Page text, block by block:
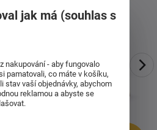
jak má (souhlas s
nakupování - aby fungovalo
pamatovali, co máte v košíku,
stav vaší objednávky, abychom
reklamou a abyste se